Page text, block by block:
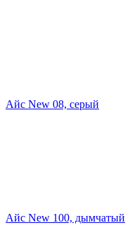
Айс New 08, серый
Айс New 100, дымчатый